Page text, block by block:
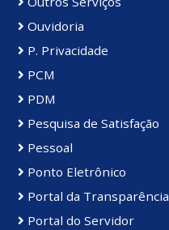
Ouvidoria
P. Privacidade
PCM
PDM
Pesquisa de Satisfação
Pessoal
Ponto Eletrônico
Portal da Transparência
Portal do Servidor